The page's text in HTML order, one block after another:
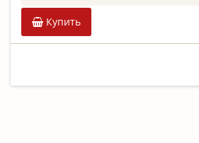
Купить